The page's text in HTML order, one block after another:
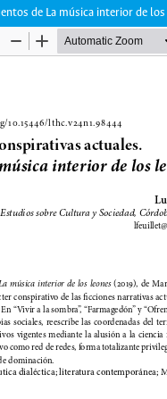
de La música interior de